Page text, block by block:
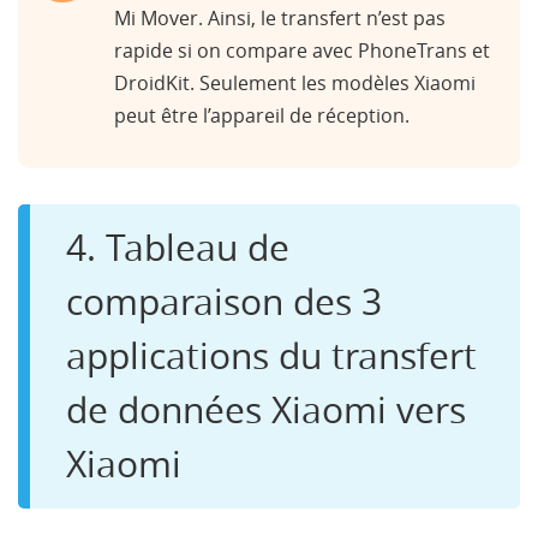
Mi Mover. Ainsi, le transfert n’est pas
rapide si on compare avec PhoneTrans et
DroidKit. Seulement les modèles Xiaomi
peut être l’appareil de réception.
4. Tableau de
comparaison des 3
applications du transfert
de données Xiaomi vers
Xiaomi